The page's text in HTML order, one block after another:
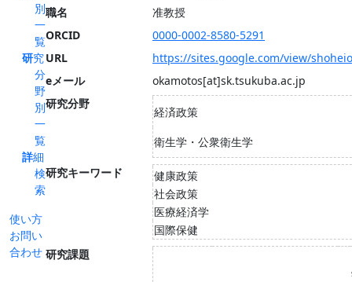
別
一
覧
研究
分
野
別
一
覧
詳細
検
索
使い方
お問い
合わせ
職名
准教授
ORCID
0000-0002-8580-5291
URL
https://sites.google.com/view/
eメール
okamotos[at]sk.tsukuba.ac.jp
研究分野
経済政策
衛生学・公衆衛生学
研究キーワード
健康政策
社会政策
医療経済学
国際保健
研究課題